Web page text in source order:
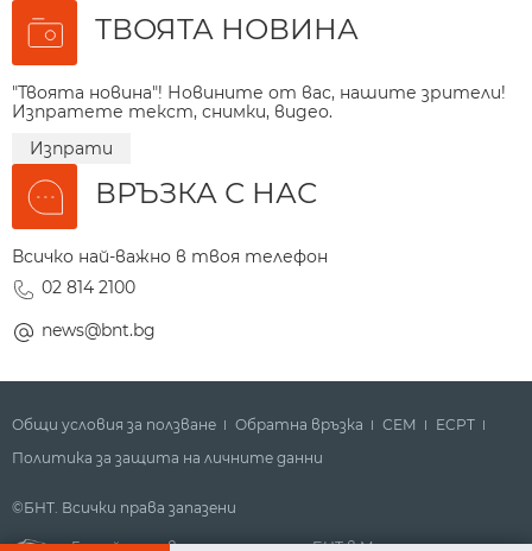
ТВОЯТА НОВИНА
"Твоята новина"! Новините от вас, нашите зрители!
Изпратете текст, снимки, видео.
Изпрати
ВРЪЗКА С НАС
Всичко най-важно в твоя телефон
02 814 2100
news@bnt.bg
Общи условия за ползване Обратна връзка СЕМ
ECPT
Политика за защита на личните данни
©БНТ. Всички права запазени
Гледайте новините за деня на БНТ в Метрото